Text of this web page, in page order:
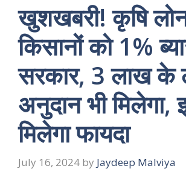
खुशखबरी! कृषि
किसानों को 1%
सरकार, 3 लाख के
अनुदान भी मिलेगा,
मिलेगा फायदा
July 16, 2024 by Jaydeep Malviya